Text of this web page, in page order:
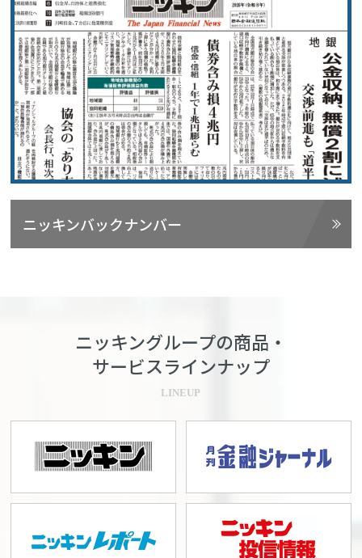
ニッキンバックナンバー
ニッキングループの商品・
サービスラインナップ
LINEUP